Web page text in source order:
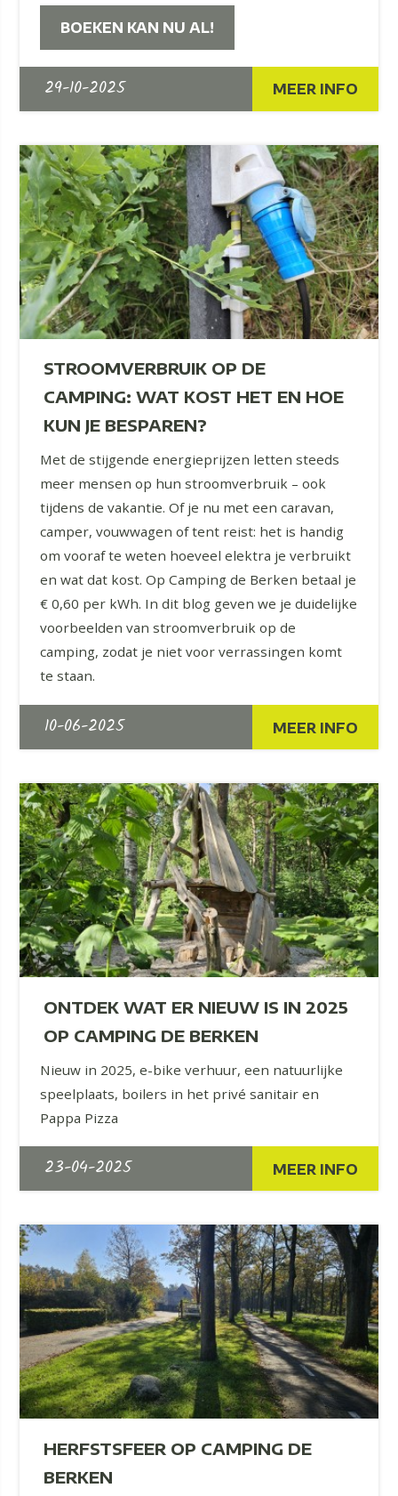
BOEKEN KAN NU AL!
29-10-2025 MEER INFO
STROOMVERBRUIK OP DE
CAMPING: WAT KOST HET EN HOE
KUN JE BESPAREN?
Met de stijgende energieprijzen letten steeds
meer mensen op hun stroomverbruik – ook
tijdens de vakantie. Of je nu met een caravan,
camper, vouwwagen of tent reist: het is handig
om vooraf te weten hoeveel elektra je verbruikt
en wat dat kost. Op Camping de Berken betaal je
€ 0,60 per kWh. In dit blog geven we je duidelijke
voorbeelden van stroomverbruik op de
camping, zodat je niet voor verrassingen komt
te staan.
10-06-2025 MEER INFO
ONTDEK WAT ER NIEUW IS IN 2025
OP CAMPING DE BERKEN
Nieuw in 2025, e-bike verhuur, een natuurlijke
speelplaats, boilers in het privé sanitair en
Pappa Pizza
23-04-2025 MEER INFO
HERFSTSFEER OP CAMPING DE
BERKEN